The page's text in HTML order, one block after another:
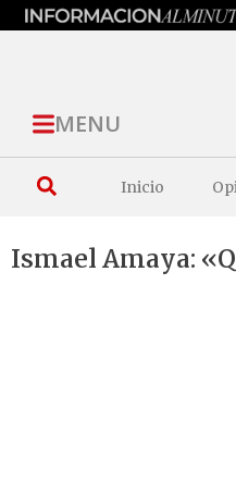
MENU
Inicio
Ismael Amaya: